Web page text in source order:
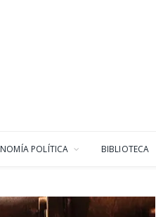
POLÍTICA BIBLIOTECA